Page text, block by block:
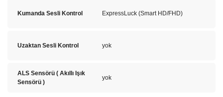
Kumanda Sesli Kontrol ExpressLuck (Smart HD/FHD)
Uzaktan Sesli Kontrol yok
ALS Sensörü ( Akıllı Işık
Sensörü )
yok